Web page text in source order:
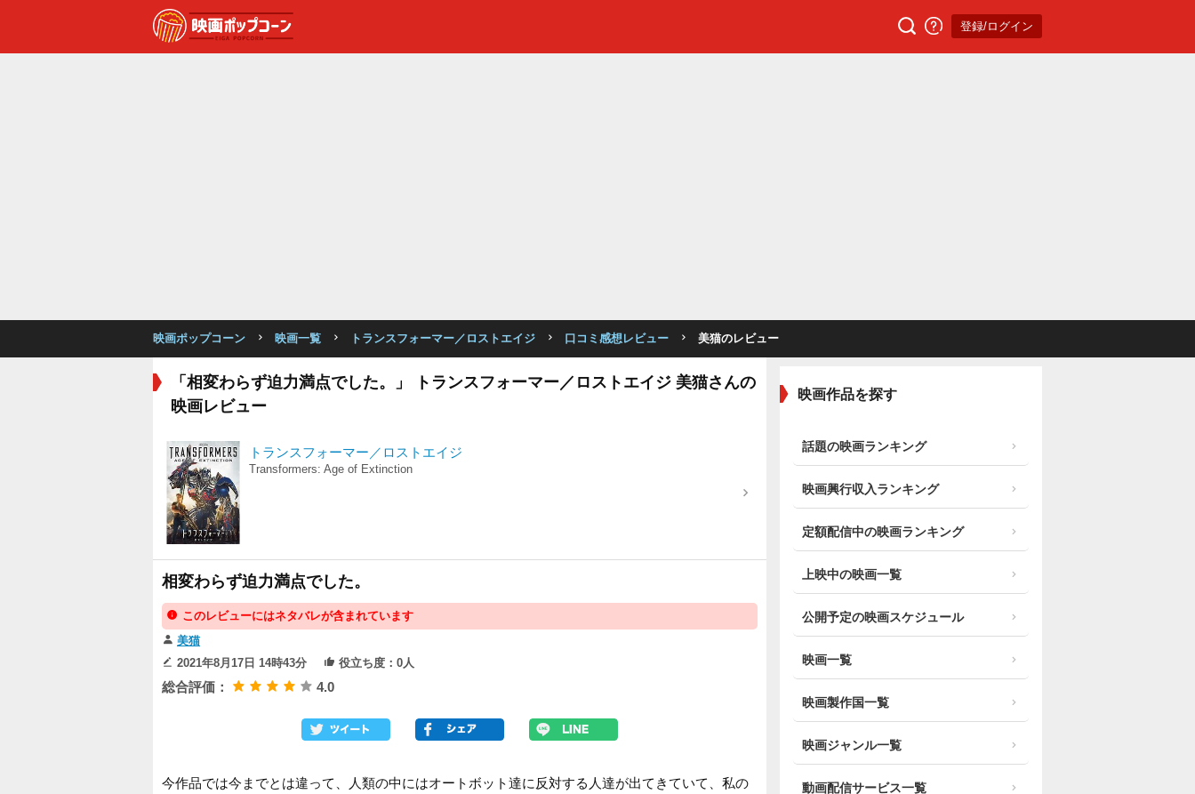
登録/ログイン
映画ポップコーン 映画一覧 トランスフォーマー／ロストエイジ 口コミ感想レビュー 美猫のレビュー
「相変わらず迫力満点でした。」 トランスフォーマー／ロストエイジ 美猫さんの
映画レビュー
トランスフォーマー／ロストエイジ
Transformers: Age of Extinction
相変わらず迫力満点でした。
このレビューにはネタバレが含まれています
美猫
2021年8月17日 14時43分
役立ち度：0人
総合評価： 4.0
今作品では今までとは違って、人類の中にはオートボット達に反対する人達が出てきていて、私の
映画作品を探す
話題の映画ランキング
映画興行収入ランキング
定額配信中の映画ランキング
上映中の映画一覧
公開予定の映画スケジュール
映画一覧
映画製作国一覧
映画ジャンル一覧
動画配信サービス一覧